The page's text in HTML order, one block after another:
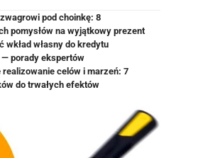
pod choinkę: 8
pomysłów na wyjątkowy prezent
wkład własny do kredytu
— porady ekspertów
realizowanie celów i marzeń: 7
do trwałych efektów